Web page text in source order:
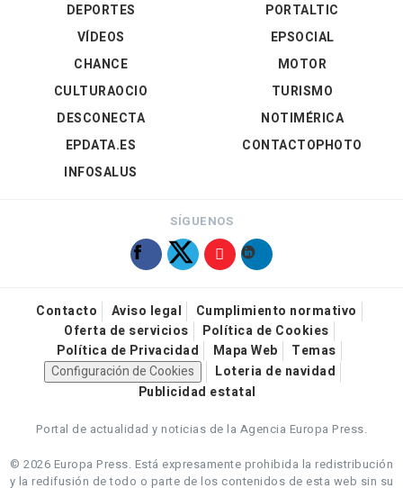
DEPORTES
VÍDEOS
PORTALTIC
EPSOCIAL
CHANCE
CULTURAOCIO
DESCONECTA
EPDATA.ES
INFOSALUS
MOTOR
TURISMO
NOTIMÉRICA
CONTACTOPHOTO
SÍGUENOS
Contacto Aviso legal
Cumplimiento normativo
Oferta de servicios
Política de Cookies
Política de Privacidad
Mapa Web
Temas
Configuración de Cookies
Loteria de navidad
Publicidad estatal
Portal de actualidad y noticias de la Agencia Europa Press.
© 2026 Europa Press. Está expresamente prohibida la redistribución
y la redifusión de todo o parte de los contenidos de esta web sin su